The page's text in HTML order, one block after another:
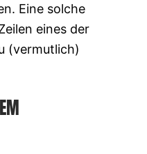
Eine solche
eines der
(vermutlich)